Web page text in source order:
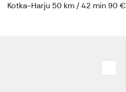
Kotka-Harju 50 km / 42 min 90 €